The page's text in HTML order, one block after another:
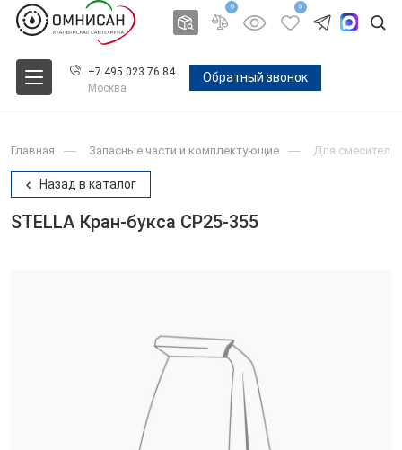
0 0
+7 495 023 76 84
Москва
Обратный звонок
Главная Запасные части и комплектующие Для смесителей
Назад в каталог
STELLA Кран-букса CP25-355